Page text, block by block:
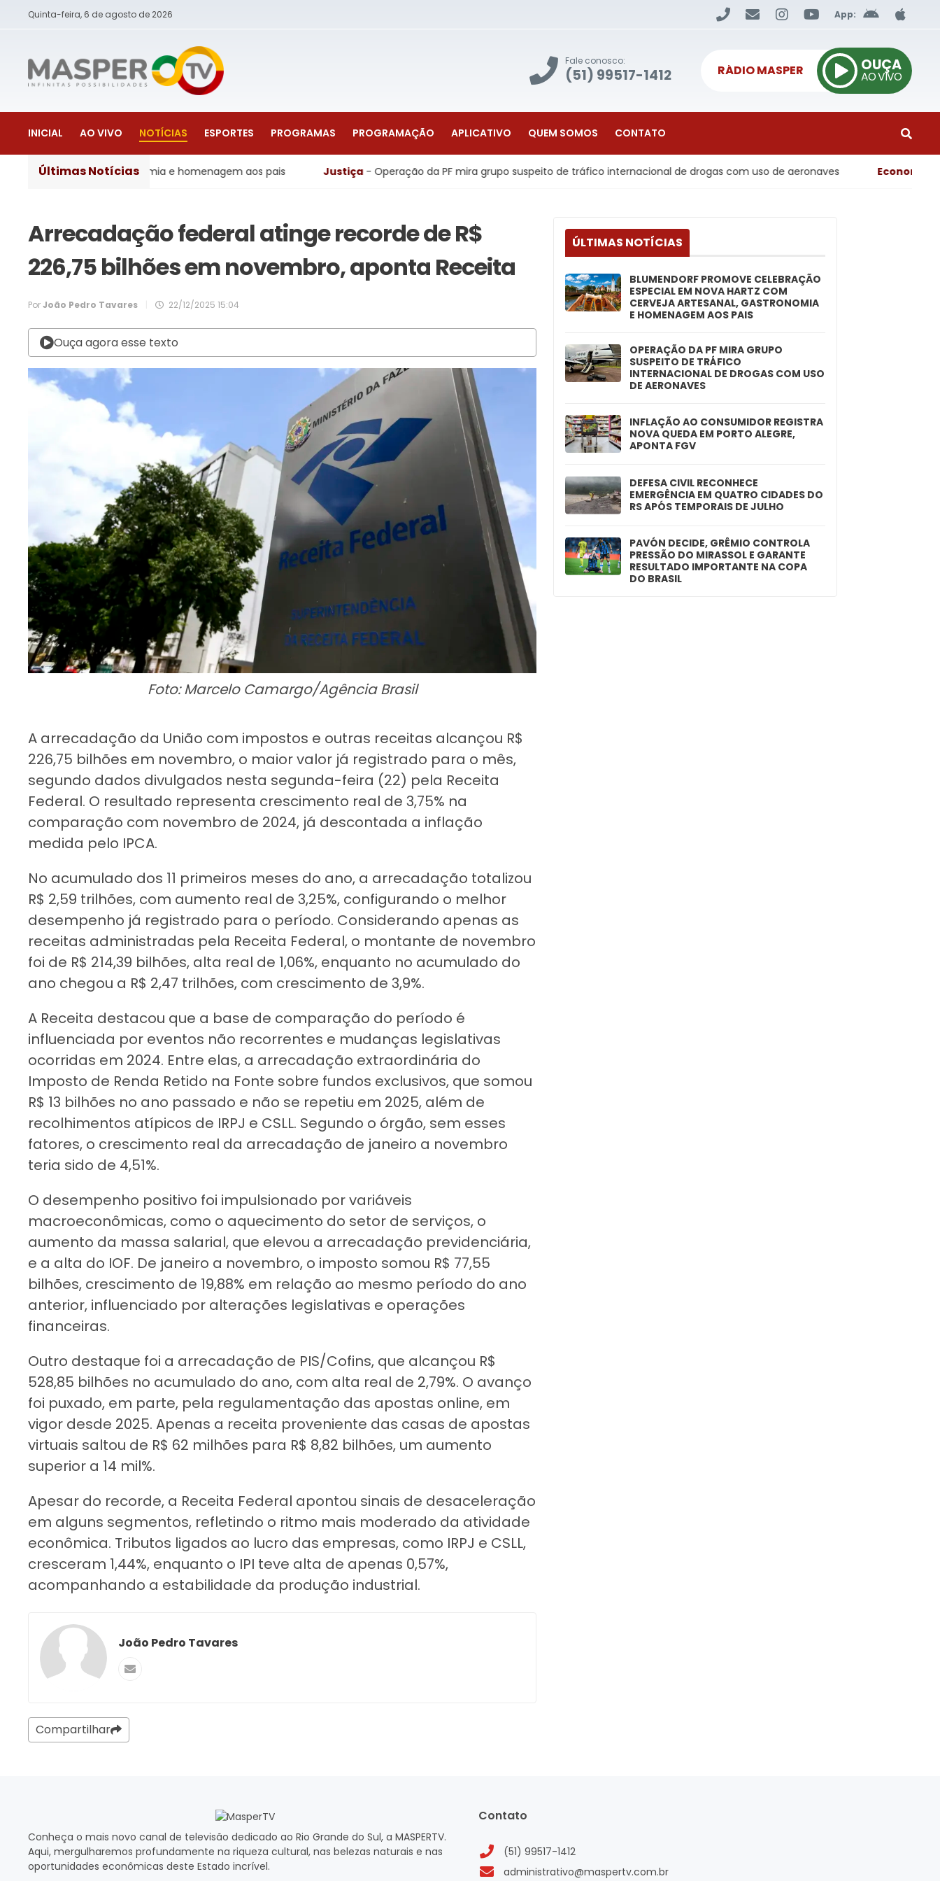
Quinta-feira, 6 de agosto de 2026 App:
Fale conosco:
(51) 99517-1412 RÁDIO MASPER OUÇA
AO VIVO
INICIAL AO VIVO NOTÍCIAS ESPORTES PROGRAMAS PROGRAMAÇÃO APLICATIVO QUEM SOMOS CONTATO
Últimas Notícias
gastronomia e homenagem aos pais Justiça - Operação da PF mira grupo suspeito de tráfico internacional de drogas com uso de aeronaves Economia - Inflação ao
Arrecadação federal atinge recorde de R$
226,75 bilhões em novembro, aponta Receita
PorJoão Pedro Tavares 22/12/2025 15:04
Ouça agora esse texto
Foto: Marcelo Camargo/Agência Brasil
A arrecadação da União com impostos e outras receitas alcançou R$
226,75 bilhões em novembro, o maior valor já registrado para o mês,
segundo dados divulgados nesta segunda-feira (22) pela Receita
Federal. O resultado representa crescimento real de 3,75% na
comparação com novembro de 2024, já descontada a inflação
medida pelo IPCA.
No acumulado dos 11 primeiros meses do ano, a arrecadação totalizou
R$ 2,59 trilhões, com aumento real de 3,25%, configurando o melhor
desempenho já registrado para o período. Considerando apenas as
receitas administradas pela Receita Federal, o montante de novembro
foi de R$ 214,39 bilhões, alta real de 1,06%, enquanto no acumulado do
ano chegou a R$ 2,47 trilhões, com crescimento de 3,9%.
A Receita destacou que a base de comparação do período é
influenciada por eventos não recorrentes e mudanças legislativas
ocorridas em 2024. Entre elas, a arrecadação extraordinária do
Imposto de Renda Retido na Fonte sobre fundos exclusivos, que somou
R$ 13 bilhões no ano passado e não se repetiu em 2025, além de
recolhimentos atípicos de IRPJ e CSLL. Segundo o órgão, sem esses
fatores, o crescimento real da arrecadação de janeiro a novembro
teria sido de 4,51%.
O desempenho positivo foi impulsionado por variáveis
macroeconômicas, como o aquecimento do setor de serviços, o
aumento da massa salarial, que elevou a arrecadação previdenciária,
e a alta do IOF. De janeiro a novembro, o imposto somou R$ 77,55
bilhões, crescimento de 19,88% em relação ao mesmo período do ano
anterior, influenciado por alterações legislativas e operações
financeiras.
Outro destaque foi a arrecadação de PIS/Cofins, que alcançou R$
528,85 bilhões no acumulado do ano, com alta real de 2,79%. O avanço
foi puxado, em parte, pela regulamentação das apostas online, em
vigor desde 2025. Apenas a receita proveniente das casas de apostas
virtuais saltou de R$ 62 milhões para R$ 8,82 bilhões, um aumento
superior a 14 mil%.
Apesar do recorde, a Receita Federal apontou sinais de desaceleração
em alguns segmentos, refletindo o ritmo mais moderado da atividade
econômica. Tributos ligados ao lucro das empresas, como IRPJ e CSLL,
cresceram 1,44%, enquanto o IPI teve alta de apenas 0,57%,
acompanhando a estabilidade da produção industrial.
João Pedro Tavares
Compartilhar
ÚLTIMAS NOTÍCIAS
BLUMENDORF PROMOVE CELEBRAÇÃO
ESPECIAL EM NOVA HARTZ COM
CERVEJA ARTESANAL, GASTRONOMIA
E HOMENAGEM AOS PAIS
OPERAÇÃO DA PF MIRA GRUPO
SUSPEITO DE TRÁFICO
INTERNACIONAL DE DROGAS COM USO
DE AERONAVES
INFLAÇÃO AO CONSUMIDOR REGISTRA
NOVA QUEDA EM PORTO ALEGRE,
APONTA FGV
DEFESA CIVIL RECONHECE
EMERGÊNCIA EM QUATRO CIDADES DO
RS APÓS TEMPORAIS DE JULHO
PAVÓN DECIDE, GRÊMIO CONTROLA
PRESSÃO DO MIRASSOL E GARANTE
RESULTADO IMPORTANTE NA COPA
DO BRASIL
Conheça o mais novo canal de televisão dedicado ao Rio Grande do Sul, a MASPERTV.
Aqui, mergulharemos profundamente na riqueza cultural, nas belezas naturais e nas
oportunidades econômicas deste Estado incrível.
Contato
(51) 99517-1412
administrativo@maspertv.com.br